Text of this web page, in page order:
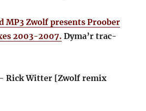
MP3 Zwolf presents Proober
2003-2007. Dyma’r trac-
Rick Witter [Zwolf remix